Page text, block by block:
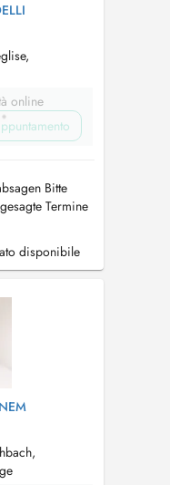
online
Bitte
Termine
Vielen
Avis
disponibile